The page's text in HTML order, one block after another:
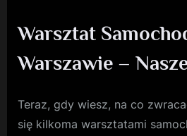
Warsztat
Warszawie –
Teraz, gdy wiesz, na co
się kilkoma warsztatami